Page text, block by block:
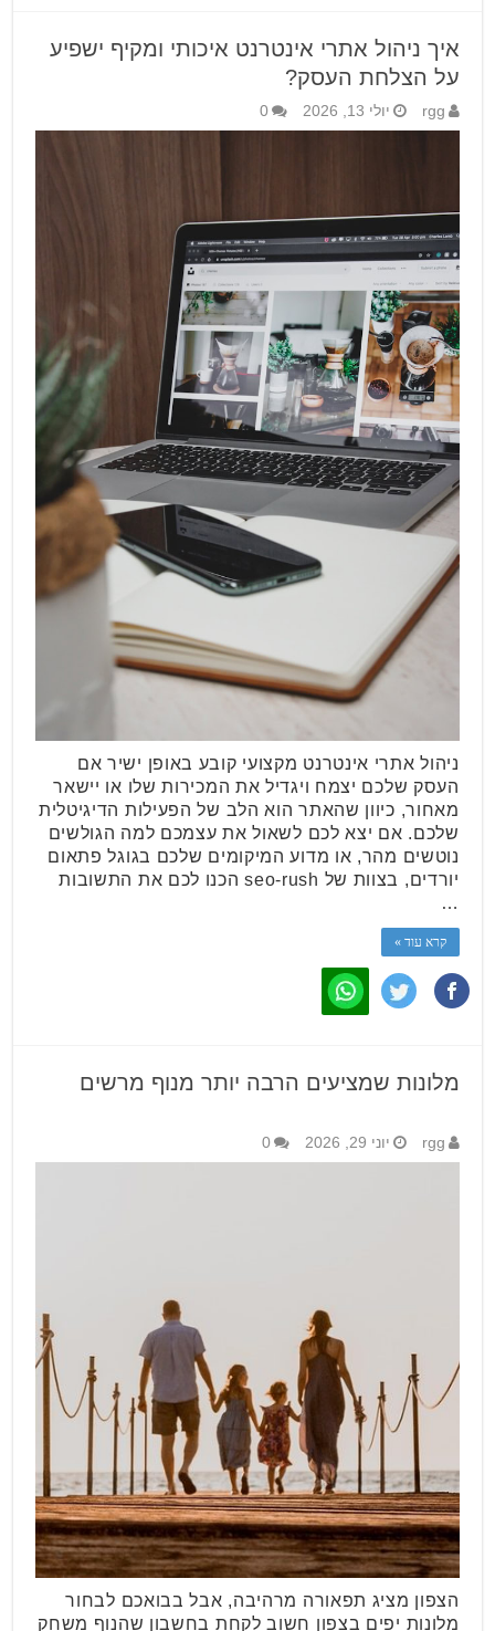
איך ניהול אתרי אינטרנט איכותי ומקיף ישפיע
על הצלחת העסק?
rgg יולי 13, 2026 0
ניהול אתרי אינטרנט מקצועי קובע באופן ישיר אם
העסק שלכם יצמח ויגדיל את המכירות שלו או יישאר
מאחור, כיוון שהאתר הוא הלב של הפעילות הדיגיטלית
שלכם. אם יצא לכם לשאול את עצמכם למה הגולשים
נוטשים מהר, או מדוע המיקומים שלכם בגוגל פתאום
יורדים, בצוות של seo-rush הכנו לכם את התשובות
…
קרא עוד »
מלונות שמציעים הרבה יותר מנוף מרשים
rgg יוני 29, 2026 0
הצפון מציג תפאורה מרהיבה, אבל בבואכם לבחור
מלונות יפים בצפון חשוב לקחת בחשבון שהנוף משחק